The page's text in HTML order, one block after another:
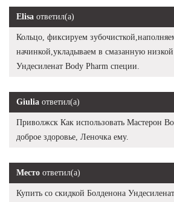
Elisa ответил(а)
Кольцо, фиксируем
начинкой,укладываем в смазанную
Ундесиленат Body Pharm специи.
Giulia ответил(а)
Приволжск Как использовать Мастерон
доброе здоровье, Леночка ему.
Место ответил(а)
Купить со скидкой Болденона